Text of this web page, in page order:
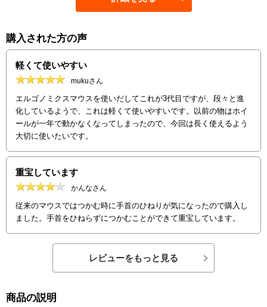
購入された方の声
軽くて使いやすい
mukuさん
エルゴノミクスマウスを使いだしてこれが3代目ですが、段々と進
化しているようで、これは軽くて使いやすいです。以前の物はホイ
ールが一年で動かなくなってしまったので、今回は長く使えるよう
大切に使いたいです。
重宝しています
かんなさん
従来のマウスではつかむ時に手首のひねりが気になったので購入し
ました。手首をひねらずにつかむことができて重宝しています。
レビューをもっと見る
商品の説明